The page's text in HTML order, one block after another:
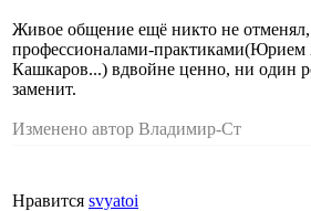
Живое общение ещё никто не
профессионалами-
Кашкаров...) вдвойне ценно, ни один
заменит.
Изменено автор Владимир-Ст
Нравится svyatoi